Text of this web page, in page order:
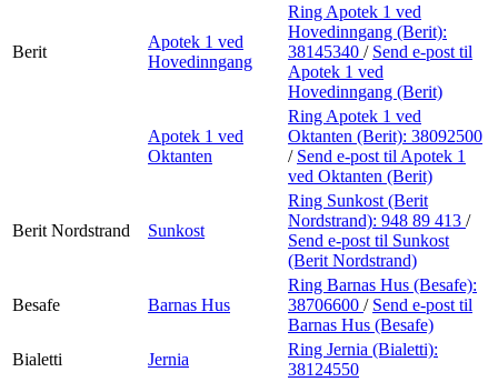
Berit
Apotek 1 ved
Hovedinngang
Ring Apotek 1 ved
Hovedinngang (Berit):
38145340 / Send e-post til
Apotek 1 ved
Hovedinngang (Berit)
Apotek 1 ved
Oktanten
Ring Apotek 1 ved
Oktanten (Berit): 38092500
/ Send e-post til Apotek 1
ved Oktanten (Berit)
Berit Nordstrand Sunkost
Ring Sunkost (Berit
Nordstrand): 948 89 413 /
Send e-post til Sunkost
(Berit Nordstrand)
Besafe Barnas Hus
Ring Barnas Hus (Besafe):
38706600 / Send e-post til
Barnas Hus (Besafe)
Bialetti
Jernia
Ring Jernia (Bialetti):
38124550